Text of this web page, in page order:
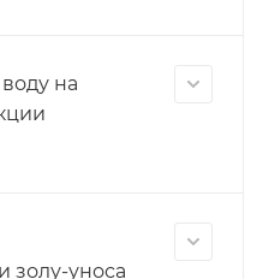
на
золу-уноса